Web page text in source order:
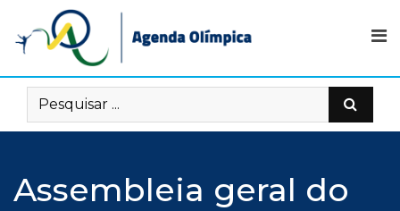
content
Assembleia geral do